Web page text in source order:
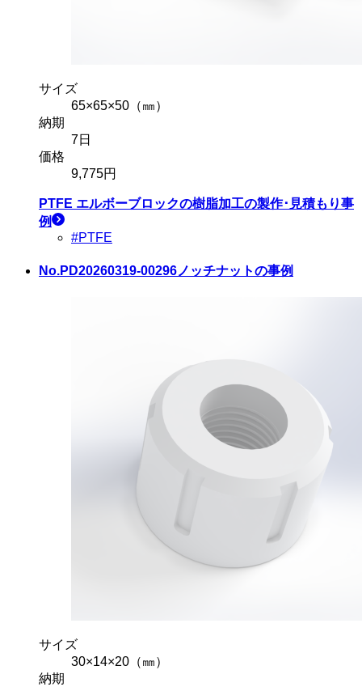
サイズ
65×65×50（㎜）
納期
7日
価格
9,775円
PTFE エルボーブロックの樹脂加工の製作･見積もり事
例
#PTFE
No.PD20260319-00296ノッチナットの事例
サイズ
30×14×20（㎜）
納期